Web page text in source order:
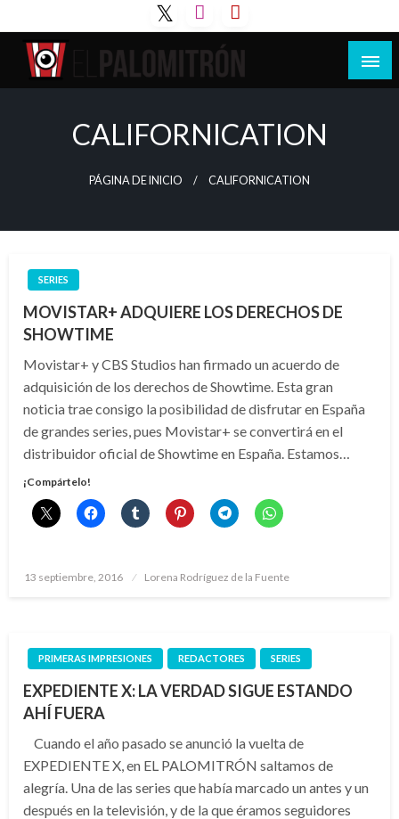
al
contenido
Tu espacio de la industria de cine española y
CALIFORNICATION
PÁGINA DE INICIO CALIFORNICATION
SERIES
MOVISTAR+ ADQUIERE LOS DERECHOS DE
SHOWTIME
Movistar+ y CBS Studios han firmado un acuerdo de
adquisición de los derechos de Showtime. Esta gran
noticia trae consigo la posibilidad de disfrutar en España
de grandes series, pues Movistar+ se convertirá en el
distribuidor oficial de Showtime en España. Estamos…
¡Compártelo!
Publicado
13 septiembre, 2016 Lorena Rodríguez de la Fuente
PRIMERAS IMPRESIONES REDACTORES SERIES
EXPEDIENTE X: LA VERDAD SIGUE ESTANDO
AHÍ FUERA
Cuando el año pasado se anunció la vuelta de
EXPEDIENTE X, en EL PALOMITRÓN saltamos de
alegría. Una de las series que había marcado un antes y un
después en la televisión, y de la que éramos seguidores